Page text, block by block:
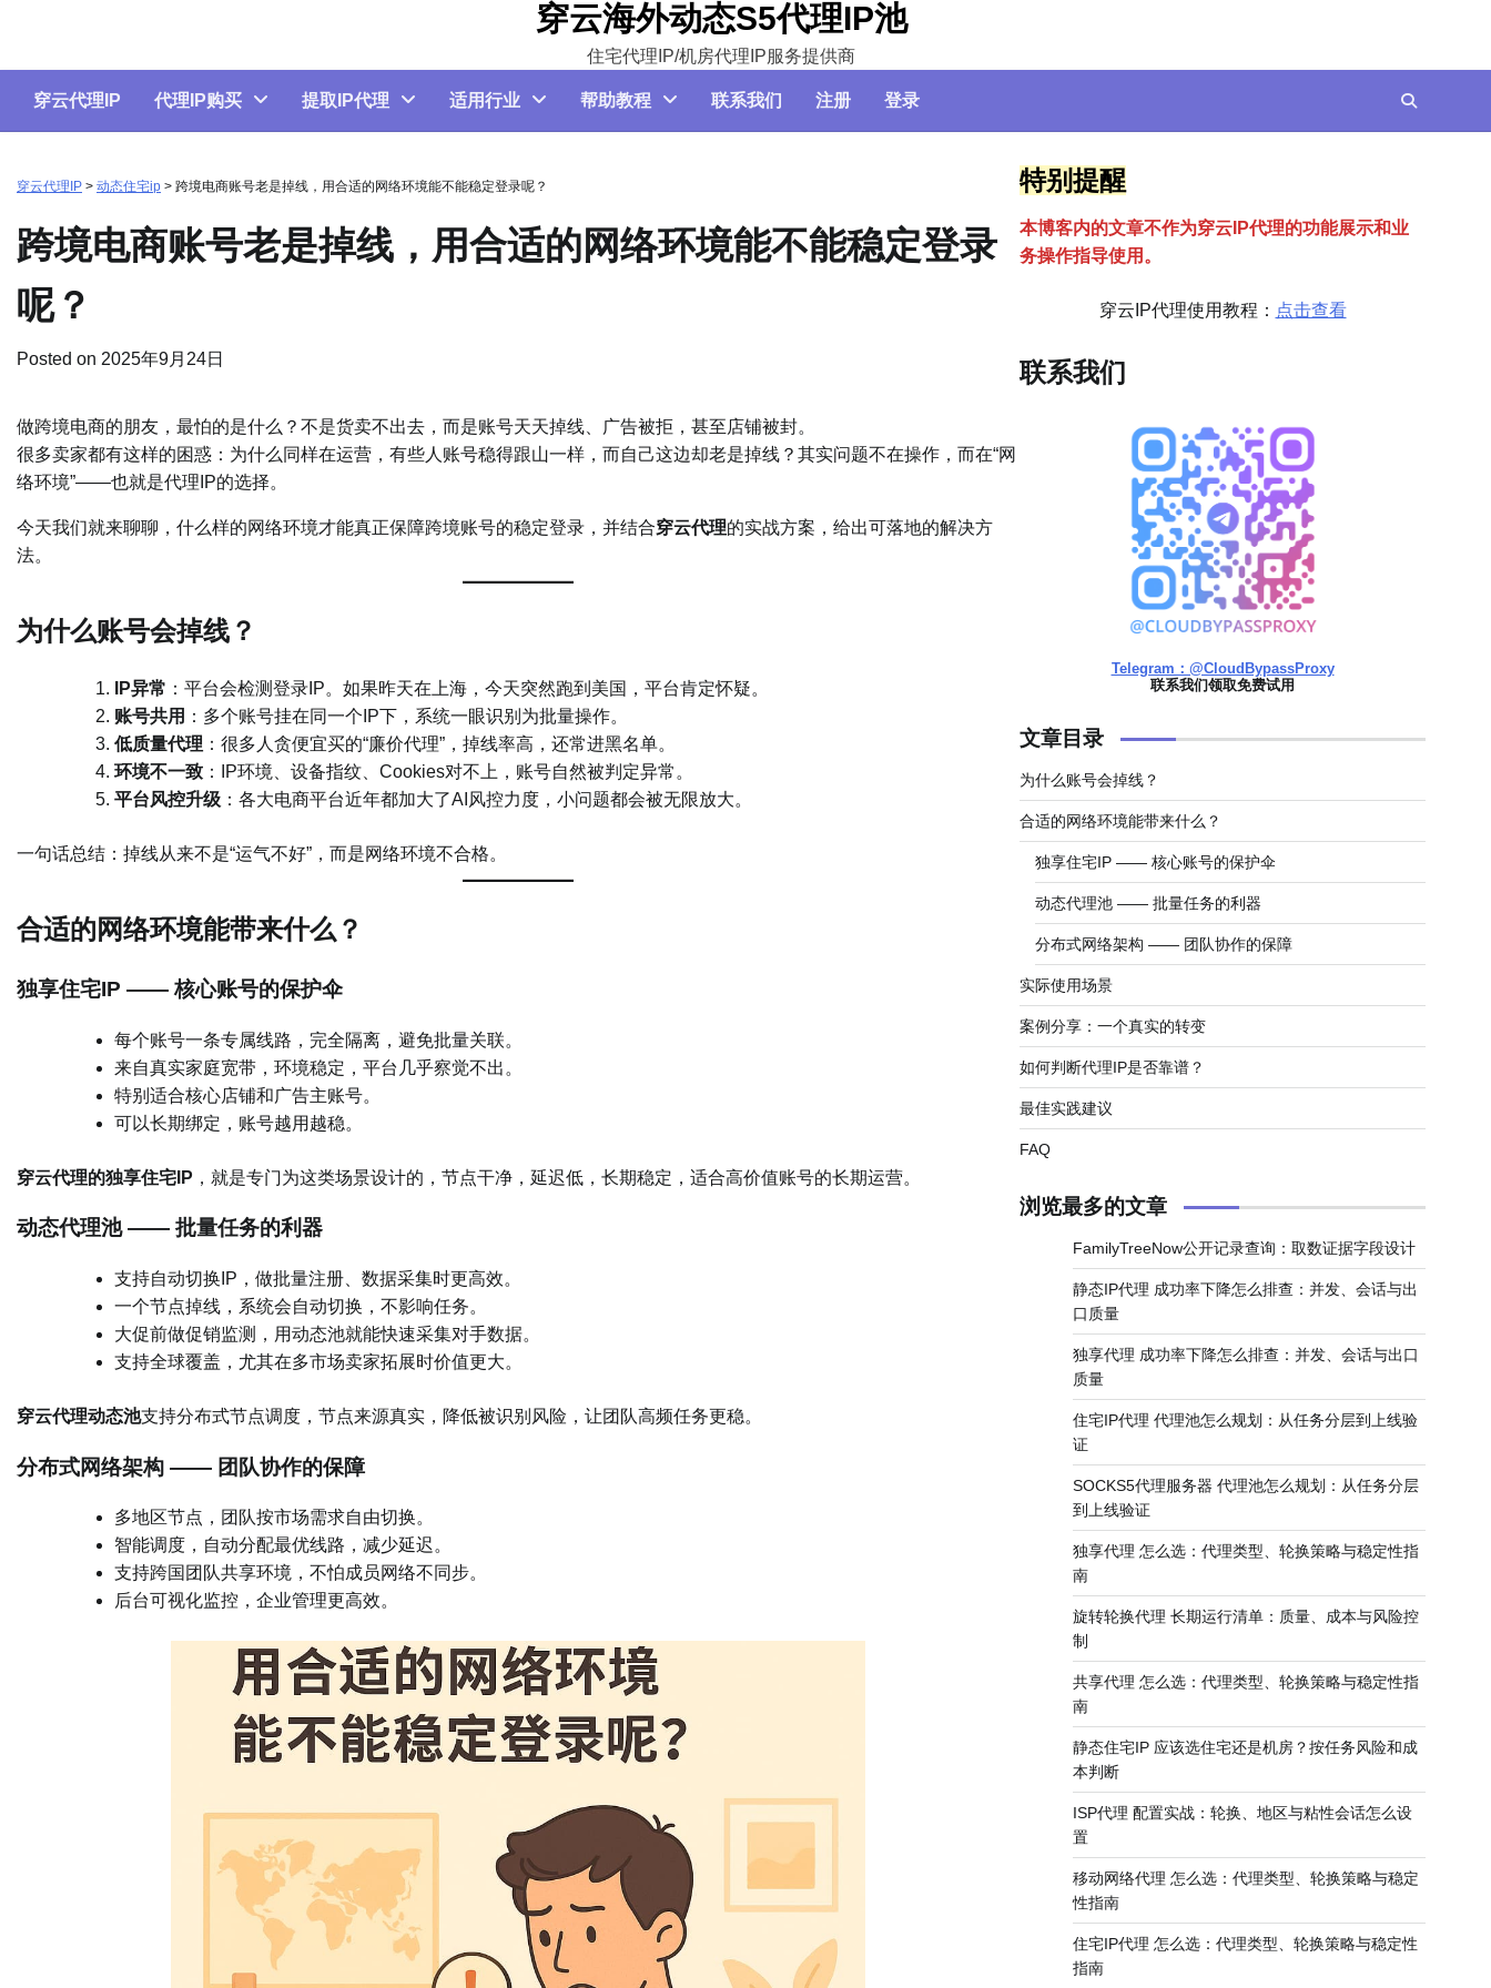
content
穿云海外动态S5代理IP池
住宅代理IP/机房代理IP服务提供商
穿云代理IP 代理IP购买 提取IP代理 适用行业 帮助教程 联系我们 注册 登录
穿云代理IP > 动态住宅ip > 跨境电商账号老是掉线，用合适的网络环境能不能稳定登录呢？
跨境电商账号老是掉线，用合适的网络环境能不能稳定登录
呢？
Posted on 2025年9月24日
做跨境电商的朋友，最怕的是什么？不是货卖不出去，而是账号天天掉线、广告被拒，甚至店铺被封。
很多卖家都有这样的困惑：为什么同样在运营，有些人账号稳得跟山一样，而自己这边却老是掉线？其实问题不在操作，而在“网
络环境”——也就是代理IP的选择。
今天我们就来聊聊，什么样的网络环境才能真正保障跨境账号的稳定登录，并结合穿云代理的实战方案，给出可落地的解决方
法。
为什么账号会掉线？
IP异常 ：平台会检测登录IP。如果昨天在上海，今天突然跑到美国，平台肯定怀疑。
账号共用 ：多个账号挂在同一个IP下，系统一眼识别为批量操作。
低质量代理 ：很多人贪便宜买的“廉价代理”，掉线率高，还常进黑名单。
环境不一致 ：IP环境、设备指纹、Cookies对不上，账号自然被判定异常。
平台风控升级 ：各大电商平台近年都加大了AI风控力度，小问题都会被无限放大。
一句话总结：掉线从来不是“运气不好”，而是网络环境不合格。
合适的网络环境能带来什么？
独享住宅IP —— 核心账号的保护伞
每个账号一条专属线路，完全隔离，避免批量关联。
来自真实家庭宽带，环境稳定，平台几乎察觉不出。
特别适合核心店铺和广告主账号。
可以长期绑定，账号越用越稳。
穿云代理的独享住宅IP ，就是专门为这类场景设计的，节点干净，延迟低，长期稳定，适合高价值账号的长期运营。
动态代理池 —— 批量任务的利器
支持自动切换IP，做批量注册、数据采集时更高效。
一个节点掉线，系统会自动切换，不影响任务。
大促前做促销监测，用动态池就能快速采集对手数据。
支持全球覆盖，尤其在多市场卖家拓展时价值更大。
穿云代理动态池支持分布式节点调度，节点来源真实，降低被识别风险，让团队高频任务更稳。
分布式网络架构 —— 团队协作的保障
多地区节点，团队按市场需求自由切换。
智能调度，自动分配最优线路，减少延迟。
支持跨国团队共享环境，不怕成员网络不同步。
后台可视化监控，企业管理更高效。
特别提醒
本博客内的文章不作为穿云 P代理的功能展示和业
务操作指导使用。
穿云IP代理使用教程： 点击查看
联系我们
Telegram：@CloudBypassProxy
联系我们领取免费试用
文章目录
为什么账号会掉线？
合适的网络环境能带来什么？
独享住宅IP —— 核心账号的保护伞
动态代理池 —— 批量任务的利器
分布式网络架构 —— 团队协作的保障
实际使用场景
案例分享：一个真实的转变
如何判断代理IP是否靠谱？
最佳实践建议
FAQ
浏览最多的文章
FamilyTreeNow公开记录查询：取数证据字段设计
静态IP代理 成功率下降怎么排查：并发、会话与出
口质量
独享代理 成功率下降怎么排查：并发、会话与出口
质量
住宅IP代理 代理池怎么规划：从任务分层到上线验
证
SOCKS5代理服务器 代理池怎么规划：从任务分层
到上线验证
独享代理 怎么选：代理类型、轮换策略与稳定性指
南
旋转轮换代理 长期运行清单：质量、成本与风险控
制
共享代理 怎么选：代理类型、轮换策略与稳定性指
南
静态住宅IP 应该选住宅还是机房？按任务风险和成
本判断
ISP代理 配置实战：轮换、地区与粘性会话怎么设
置
移动网络代理 怎么选：代理类型、轮换策略与稳定
性指南
住宅IP代理 怎么选：代理类型、轮换策略与稳定性
指南